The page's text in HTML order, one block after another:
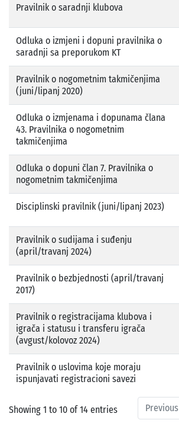
Pravilnik o saradnji klubova
Odluka o izmjeni i dopuni pravilnika o
saradnji sa preporukom KT
Pravilnik o nogometnim takmičenjima
(juni/lipanj 2020)
Odluka o izmjenama i dopunama člana
43. Pravilnika o nogometnim
takmičenjima
Odluka o dopuni član 7. Pravilnika o
nogometnim takmičenjima
Disciplinski pravilnik (juni/lipanj 2023)
Pravilnik o sudijama i suđenju
(april/travanj 2024)
Pravilnik o bezbjednosti (april/travanj
2017)
Pravilnik o registracijama klubova i
igrača i statusu i transferu igrača
(avgust/kolovoz 2024)
Pravilnik o uslovima koje moraju
ispunjavati registracioni savezi
Showing 1 to 10 of 14 entries Previous